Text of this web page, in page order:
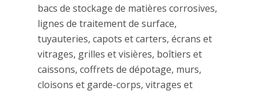
bacs de stockage de matières corrosives,
lignes de traitement de surface,
tuyauteries, capots et carters, écrans et
vitrages, grilles et visières, boîtiers et
caissons, coffrets de dépotage, murs,
cloisons et garde-corps, vitrages et